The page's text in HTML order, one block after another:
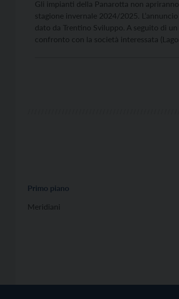
Gli impianti della Panarotta non
stagione invernale 2024/2025.
dato da Trentino Sviluppo. A seguito di un
confronto con la società interessata
Primo piano
Meridiani